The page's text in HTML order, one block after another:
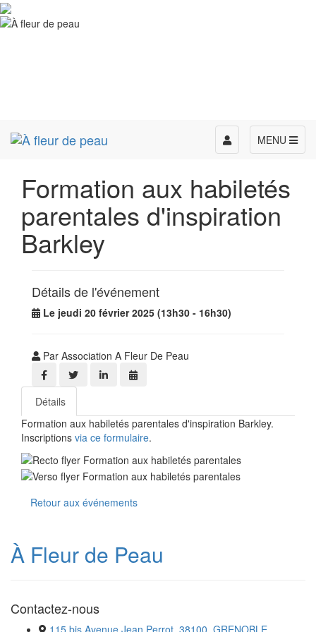
MENU
Toggle
navigation
Formation aux habiletés
parentales d'inspiration
Barkley
Détails de l'événement
Le jeudi 20 février 2025 (13h30 - 16h30)
Par Association A Fleur De Peau
Détails
Formation aux habiletés parentales d'inspiration Barkley.
Inscriptions via ce formulaire.
Retour aux événements
À Fleur de Peau
Contactez-nous
115 bis Avenue Jean Perrot, 38100, GRENOBLE,